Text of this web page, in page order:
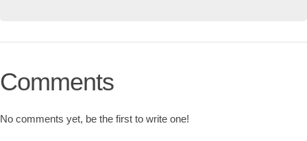
Comments
No comments yet, be the first to write one!